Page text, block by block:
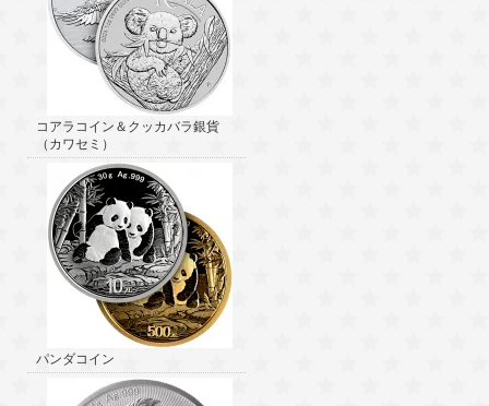
コアラコイン＆クッカバラ銀貨
（カワセミ）
パンダコイン